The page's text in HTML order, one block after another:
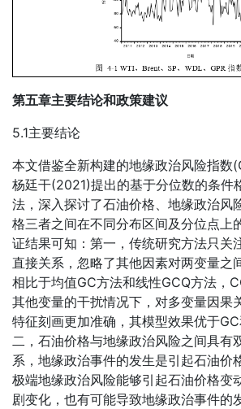
第五章主要结论和政策建议
5.1主要结论
本文借鉴全新构建的地缘政治风险指数
杨廷干(2021)提出的基于分位数的条件
法，深入探讨了石油价格、地缘政治风
格三者之间在不同分布区间及分位点上
证结果可知：第一，传统研究方法只关
直接关系，忽略了其他因素对两变量之
相比于均值GC方法和线性GCQ方法，
其他变量的干扰情况下，对多变量因果
特征刻画更加准确，其模型效果优于
二，石油价格与地缘政治风险之间具有
系，地缘政治事件的发生是引起石油价
极端地缘政治风险能够引起石油价格变
剧变化，也有可能导致地缘政治事件的